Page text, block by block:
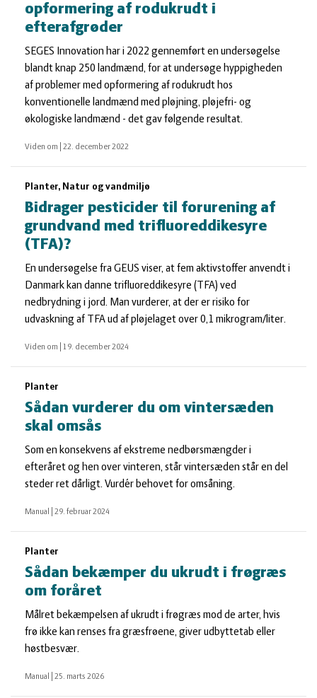
opformering af rodukrudt i
efterafgrøder
SEGES Innovation har i 2022 gennemført en undersøgelse
blandt knap 250 landmænd, for at undersøge hyppigheden
af problemer med opformering af rodukrudt hos
konventionelle landmænd med pløjning, pløjefri- og
økologiske landmænd - det gav følgende resultat.
Viden om 22. december 2022
Planter, Natur og vandmiljø
Bidrager pesticider til forurening af
grundvand med trifluoreddikesyre
(TFA)?
En undersøgelse fra GEUS viser, at fem aktivstoffer anvendt i
Danmark kan danne trifluoreddikesyre (TFA) ved
nedbrydning i jord. Man vurderer, at der er risiko for
udvaskning af TFA ud af pløjelaget over 0,1 mikrogram/liter.
Viden om 19. december 2024
Planter
Sådan vurderer du om vintersæden
skal omsås
Som en konsekvens af ekstreme nedbørsmængder i
efteråret og hen over vinteren, står vintersæden står en del
steder ret dårligt. Vurdér behovet for omsåning.
Manual 29. februar 2024
Planter
Sådan bekæmper du ukrudt i frøgræs
om foråret
Målret bekæmpelsen af ukrudt i frøgræs mod de arter, hvis
frø ikke kan renses fra græsfrøene, giver udbyttetab eller
høstbesvær.
Manual 25. marts 2026